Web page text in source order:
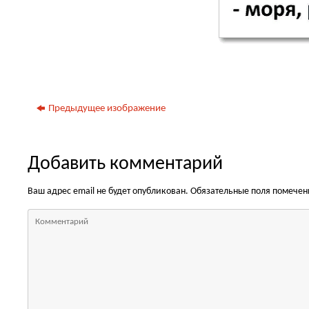
Предыдущее изображение
Добавить комментарий
Ваш адрес email не будет опубликован. Обязательные поля